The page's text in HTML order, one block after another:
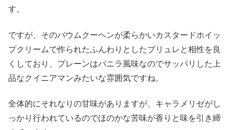
す。
ですが、そのバウムクーヘンが柔らかいカスタードホイッ
プクリームで作られたふんわりとしたブリュレと相性を良
くしており、プレーンはバニラ風味なのでサッパリした上
品なクイニアマンみたいな雰囲気ですね。
全体的にそれなりの甘味がありますが、キャラメリゼがし
っかり行われているのでほのかな苦味が香りと味を引き締